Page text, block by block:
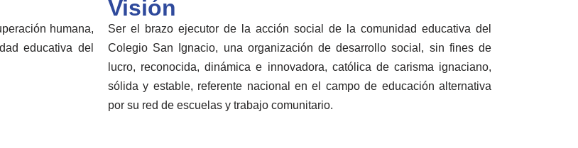
humana,
educativa del
Visión
Ser el brazo ejecutor de la acción social de la comunidad educativa del
Colegio San Ignacio, una organización de desarrollo social, sin fines de
lucro, reconocida, dinámica e innovadora, católica de carisma ignaciano,
sólida y estable, referente nacional en el campo de educación alternativa
por su red de escuelas y trabajo comunitario.